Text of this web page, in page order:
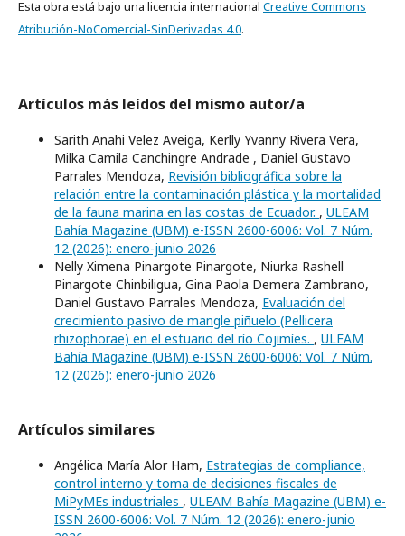
Esta obra está bajo una licencia internacional Creative Commons
Atribución-NoComercial-SinDerivadas 4.0.
Artículos más leídos del mismo autor/a
Sarith Anahi Velez Aveiga, Kerlly Yvanny Rivera Vera,
Milka Camila Canchingre Andrade , Daniel Gustavo
Parrales Mendoza, Revisión bibliográfica sobre la
relación entre la contaminación plástica y la mortalidad
de la fauna marina en las costas de Ecuador. , ULEAM
Bahía Magazine (UBM) e-ISSN 2600-6006: Vol. 7 Núm.
12 (2026): enero-junio 2026
Nelly Ximena Pinargote Pinargote, Niurka Rashell
Pinargote Chinbiligua, Gina Paola Demera Zambrano,
Daniel Gustavo Parrales Mendoza, Evaluación del
crecimiento pasivo de mangle piñuelo (Pellicera
rhizophorae) en el estuario del río Cojimíes. , ULEAM
Bahía Magazine (UBM) e-ISSN 2600-6006: Vol. 7 Núm.
12 (2026): enero-junio 2026
Artículos similares
Angélica María Alor Ham, Estrategias de compliance,
control interno y toma de decisiones fiscales de
MiPyMEs industriales , ULEAM Bahía Magazine (UBM) e-
ISSN 2600-6006: Vol. 7 Núm. 12 (2026): enero-junio